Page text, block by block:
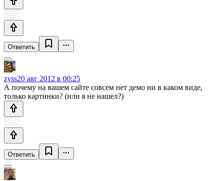
Ответить
zyss20 авг 2012 в 00:25
А почему на вашем сайте совсем нет демо ни в каком виде,
только картинки? (или я не нашел?)
Ответить